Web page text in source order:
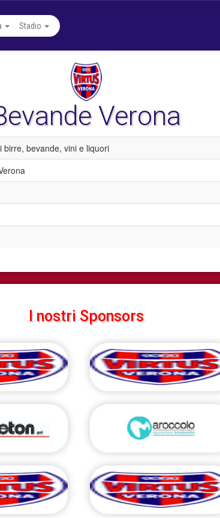
Stadio
Verona
bevande, vini e liquori
I nostri Sponsors